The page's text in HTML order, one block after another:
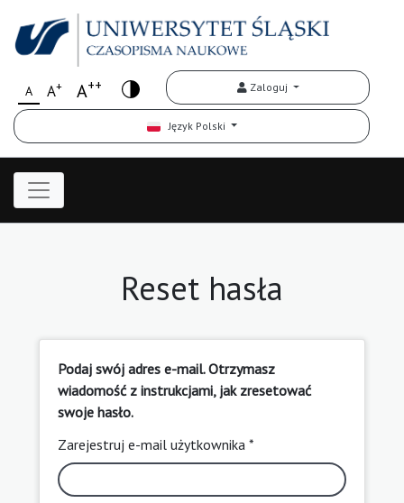
A A+ A++ Zaloguj
Język Polski
Reset hasła
Podaj swój adres e-mail. Otrzymasz
wiadomość z instrukcjami, jak zresetować
swoje hasło.
Zarejestruj e-mail użytkownika *